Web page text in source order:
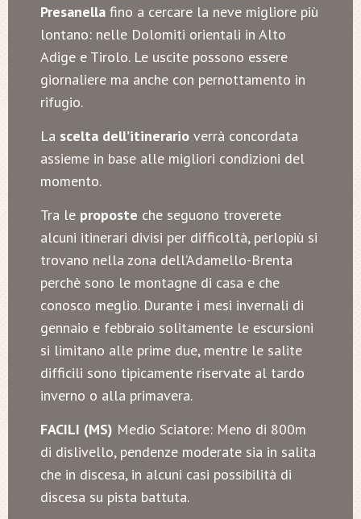
Presanella fino a cercare la neve migliore più
lontano: nelle Dolomiti orientali in Alto
Adige e Tirolo. Le uscite possono essere
giornaliere ma anche con pernottamento in
rifugio.
La scelta dell’itinerario verrà concordata
assieme in base alle migliori condizioni del
momento.
Tra le proposte che seguono troverete
alcuni itinerari divisi per difficoltà, perlopiù si
trovano nella zona dell’Adamello-Brenta
perchè sono le montagne di casa e che
conosco meglio. Durante i mesi invernali di
gennaio e febbraio solitamente le escursioni
si limitano alle prime due, mentre le salite
difficili sono tipicamente riservate al tardo
inverno o alla primavera.
FACILI (MS) Medio Sciatore: Meno di 800m
di dislivello, pendenze moderate sia in salita
che in discesa, in alcuni casi possibilità di
discesa su pista battuta.